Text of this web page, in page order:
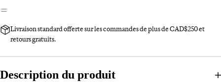
Livraison standard offerte sur les commandes de plus de CAD$250 et
retours gratuits.
Description du produit